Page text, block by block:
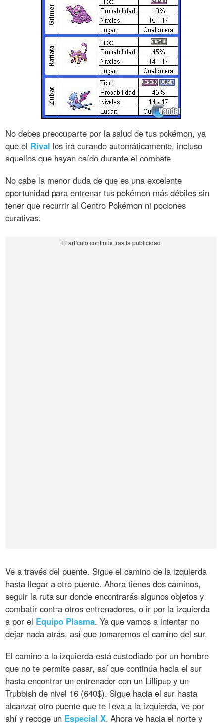
No debes preocuparte por la salud de tus pokémon, ya
que el Rival los irá curando automáticamente, incluso
aquellos que hayan caído durante el combate.
No cabe la menor duda de que es una excelente
oportunidad para entrenar tus pokémon más débiles sin
tener que recurrir al Centro Pokémon ni pociones
curativas.
Ve a través del puente. Sigue el camino de la izquierda
hasta llegar a otro puente. Ahora tienes dos caminos,
seguir la ruta sur donde encontrarás algunos objetos y
combatir contra otros entrenadores, o ir por la izquierda
a por el Equipo Plasma. Ya que vamos a intentar no
dejar nada atrás, así que tomaremos el camino del sur.
El camino a la izquierda está custodiado por un hombre
que no te permite pasar, así que continúa hacia el sur
hasta encontrar un entrenador con un Lillipup y un
Trubbish de nivel 16 (640$). Sigue hacia el sur hasta
alcanzar otro puente que te lleva a la izquierda, ve por
ahí y recoge un Especial X. Ahora ve hacia el norte y